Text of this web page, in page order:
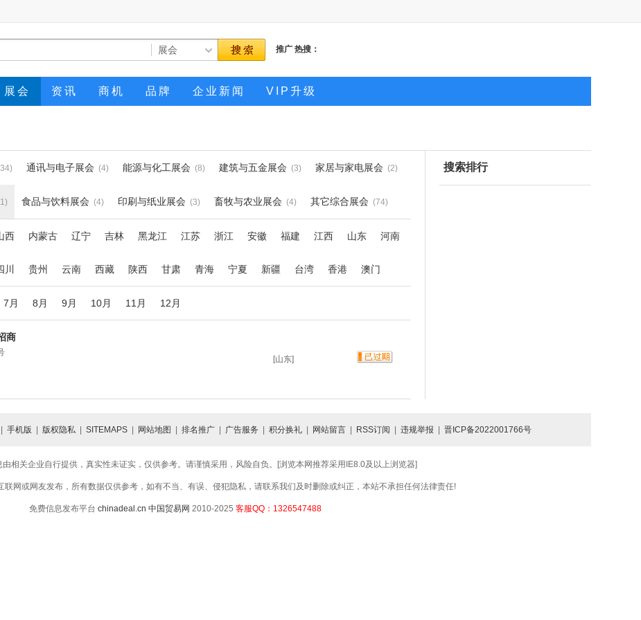
推广 热搜：
展会 资讯 商机 品牌 企业新闻 VIP升级
通讯与电子展会 (4) 能源与化工展会 (8) 建筑与五金展会 (3) 家居与家电展会 (2)
食品与饮料展会 (4) 印刷与纸业展会 (3) 畜牧与农业展会 (4) 其它综合展会 (74)
西 内蒙古 辽宁 吉林 黑龙江 江苏 浙江 安徽 福建 江西 山东 河南
川 贵州 云南 西藏 陕西 甘肃 青海 宁夏 新疆 台湾 香港 澳门
7月 8月 9月 10月 11月 12月
商
[山东]
搜索排行
手机版 版权隐私 SITEMAPS 网站地图 排名推广 广告服务 积分换礼 网站留言 RSS订阅 违规举报 晋ICP备2022001766号
相关企业自行提供，真实性未证实，仅供参考。请谨慎采用，风险自负。[浏览本网推荐采用IE8.0及以上浏览器]
联网或网友发布，所有数据仅供参考，如有不当、有误、侵犯隐私，请联系我们及时删除或纠正，本站不承担任何法律责任!
免费信息发布平台 chinadeal.cn 中国贸易网 2010-2025 客服QQ：1326547488